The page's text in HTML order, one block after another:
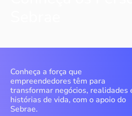
Conheça a força que
empreendedores têm para
transformar negócios, realidades
histórias de vida, com o apoio do
Sebrae.